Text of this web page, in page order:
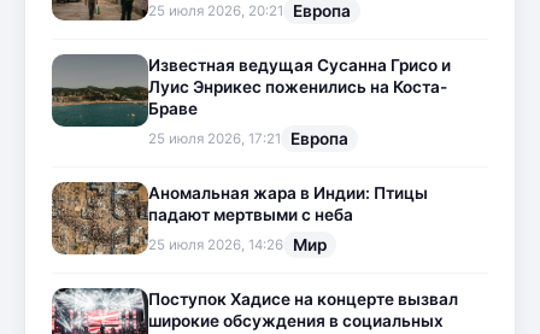
25 июля 2026, 20:21 Европа
Известная ведущая Сусанна Грисо и
Луис Энрикес поженились на Коста-
Браве
25 июля 2026, 17:21 Европа
Аномальная жара в Индии: Птицы
падают мертвыми с неба
25 июля 2026, 14:26 Мир
Поступок Хадисе на концерте вызвал
широкие обсуждения в социальных